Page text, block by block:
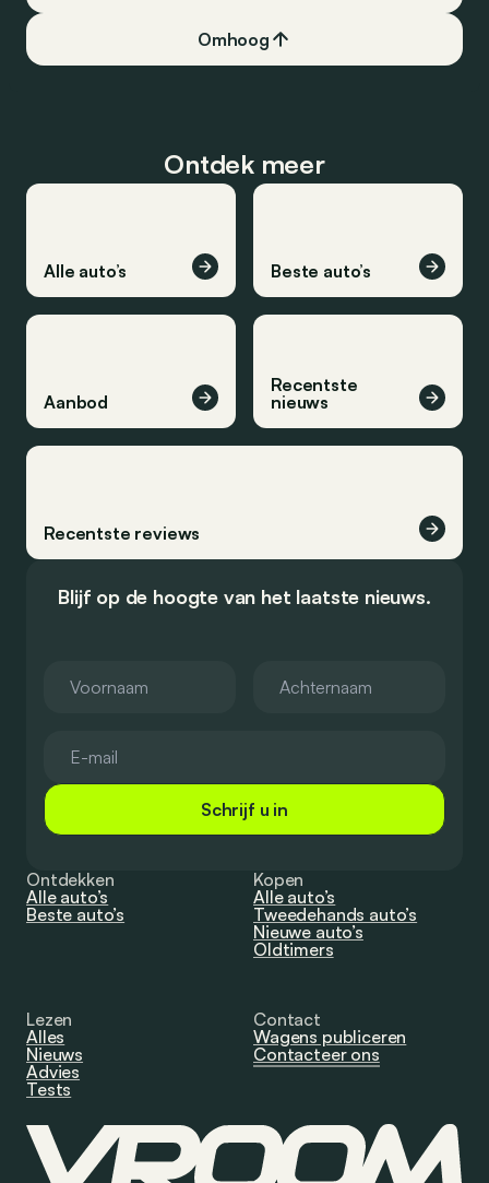
Omhoog
Ontdek meer
Alle auto’s Beste auto’s
Aanbod
Recentste
nieuws
Recentste reviews
Blijf op de hoogte van het laatste nieuws.
Schrijf u in
Ontdekken
Alle auto’s
Beste auto’s
Kopen
Alle auto’s
Tweedehands auto’s
Nieuwe auto’s
Oldtimers
Lezen
Alles
Nieuws
Advies
Tests
Contact
Wagens publiceren
Contacteer ons